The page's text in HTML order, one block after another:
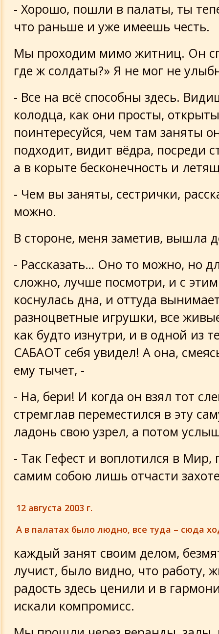
- Хорошо, пошли в палаты, ты
что раньше и уже имеешь честь.
Мы проходим мимо житниц. Он
где ж солдаты?» Я не мог не
- Все на всё способны здесь.
колодца, как они просты,
поинтересуйся, чем там заняты
подходит, видит вёдра, посреди
а в корыте бесконечность и
- Чем вы заняты, сестрички,
можно.
В стороне, меня заметив, вышла
- Рассказать… Оно то можно, но
сложно, лучше посмотри, и с
коснулась дна, и оттуда
разноцветные игрушки, все
как будто изнутри, и в одной из
САБАОТ себя увидел! А она,
ему тычет, -
- На, бери! И когда он взял тот
стремглав переместился в эту
ладонь свою узрел, а потом
- Так Гефест и воплотился в Мир,
самим собою лишь отчасти
12 августа 2003 г.
А в палатах было людно, все туда – сюда
каждый занят своим делом,
лучист, было видно, что работу,
радость здесь ценили и в
искали компромисс.